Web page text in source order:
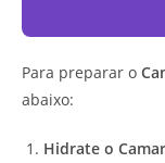
Para preparar o
abaixo:
Hidrate o